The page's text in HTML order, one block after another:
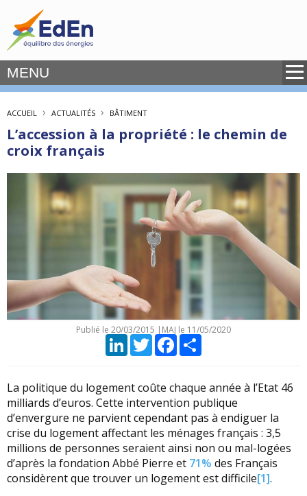
MENU
ACCUEIL › ACTUALITÉS › BÂTIMENT
L’accession à la propriété : le chemin de
croix français
Publié le 20/03/2015 | MAJ le 11/05/2020
LinkedInTwitterFacebook
La politique du logement coûte chaque année à l’Etat 46
milliards d’euros. Cette intervention publique
d’envergure ne parvient cependant pas à endiguer la
crise du logement affectant les ménages français : 3,5
millions de personnes seraient ainsi non ou mal-logées
d’après la fondation Abbé Pierre et 71% des Français
considèrent que trouver un logement est difficile[1].